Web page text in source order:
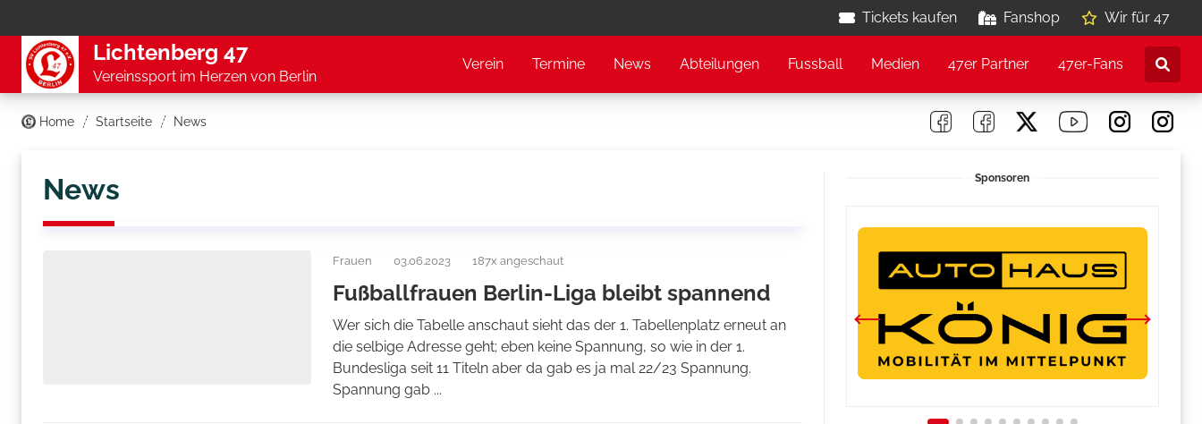
Tickets kaufen Fanshop Wir für 47
Lichtenberg 47
Vereinssport im Herzen von Berlin
Verein Termine News Abteilungen Fussball Medien 47er Partner 47er-Fans
Home Startseite News
News
Frauen 03.06.2023 187x angeschaut
Fußballfrauen Berlin-Liga bleibt spannend
Wer sich die Tabelle anschaut sieht das der 1. Tabellenplatz erneut an
die selbige Adresse geht; eben keine Spannung, so wie in der 1.
Bundesliga seit 11 Titeln aber da gab es ja mal 22/23 Spannung.
Spannung gab ...
Sponsoren